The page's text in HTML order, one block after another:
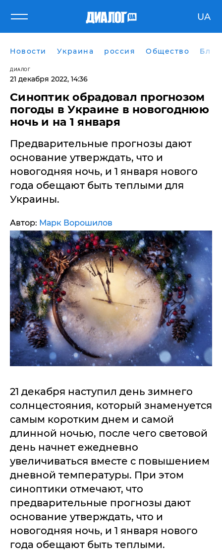
UA
Новости Украина россия Общество
ДИАЛОГ
21 декабря 2022, 14:36
Синоптик обрадовал прогнозом
погоды в Украине в новогоднюю
ночь и на 1 января
Предварительные прогнозы дают
основание утверждать, что и
новогодняя ночь, и 1 января нового
года обещают быть теплыми для
Украины.
Автор: Марк Ворошилов
21 декабря наступил день зимнего
солнцестояния, который знаменуется
самым коротким днем и самой
длинной ночью, после чего световой
день начнет ежедневно
увеличиваться вместе с повышением
дневной температуры. При этом
синоптики отмечают, что
предварительные прогнозы дают
основание утверждать, что и
новогодняя ночь, и 1 января нового
года обещают быть теплыми.